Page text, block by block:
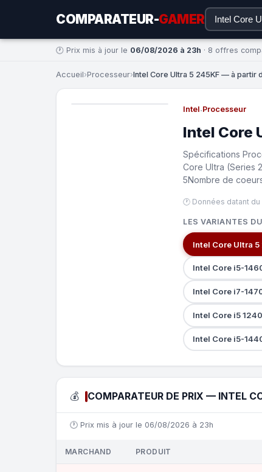
COMPARATEUR-GAMER
🕐 Prix mis à jour le 06/08/2026 à 23h · 8 offres
Accueil›Processeur›Intel Core Ultra 5 245KF — à partir
Intel·Processeur
Intel Core
Spécifications
Core Ultra (Series
5Nombre de
🕐 Données datant
LES VARIANTES
Intel Core Ultra
Intel Core i5-
Intel Core i7-
Intel Core i5
Intel Core i5-
💰 COMPARATEUR DE PRIX — INTEL
🕐 Prix mis à jour le 06/08/2026 à 23h
MARCHAND PRODUIT